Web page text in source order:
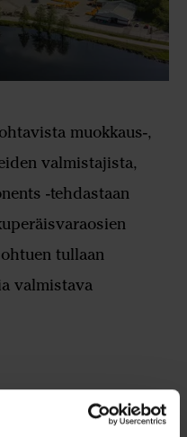
muokkaus-,
valmistajista,
-tehdastaan
tullaan
valmistava
Väderstad
kuten kärkiä,